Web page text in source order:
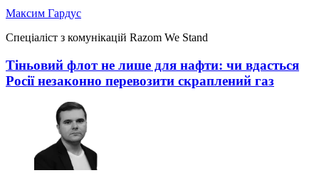
Максим Гардус
Спеціаліст з комунікацій Razom We Stand
Тіньовий флот не лише для нафти: чи вдасться
Росії незаконно перевозити скраплений газ